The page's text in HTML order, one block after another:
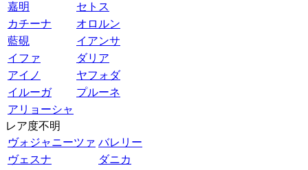
嘉明
セトス
カチーナ
オロルン
藍硯
イアンサ
イファ
ダリア
アイノ
ヤフォダ
イルーガ
プルーネ
アリョーシャ
レア度不明
ヴォジャニーツァ バレリー
ヴェスナ
ダニカ